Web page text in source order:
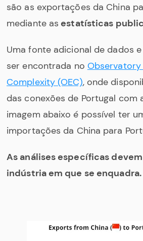
são as exportações da China
mediante as estatísticas
Uma fonte adicional de dados
ser encontrada no
Complexity (OEC), onde
das conexões de Portugal com
imagem abaixo é possível ter
importações da China para
As análises específicas
indústria em que se enquadra.